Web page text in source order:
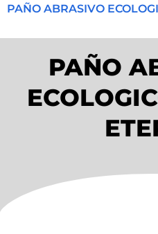
PAÑO ABRASIVO
PAÑO